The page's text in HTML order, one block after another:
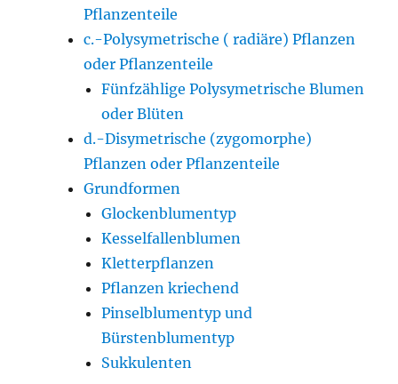
Pflanzenteile
c.-Polysymetrische ( radiäre) Pflanzen
oder Pflanzenteile
Fünfzählige Polysymetrische Blumen
oder Blüten
d.-Disymetrische (zygomorphe)
Pflanzen oder Pflanzenteile
Grundformen
Glockenblumentyp
Kesselfallenblumen
Kletterpflanzen
Pflanzen kriechend
Pinselblumentyp und
Bürstenblumentyp
Sukkulenten